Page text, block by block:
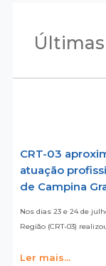
CRT-03
atuação
de Campina
Nos dias 23 e 24 de
Região (CRT-03)
Ler mais...